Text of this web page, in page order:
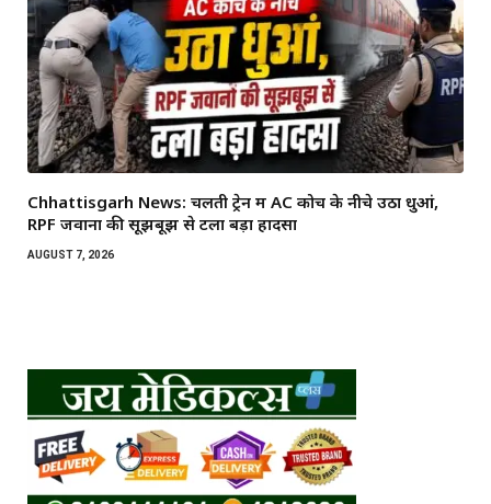
Chhattisgarh News: चलती ट्रेन में AC कोच के नीचे उठा धुआं,
RPF जवानों की सूझबूझ से टला बड़ा हादसा
AUGUST 7, 2026